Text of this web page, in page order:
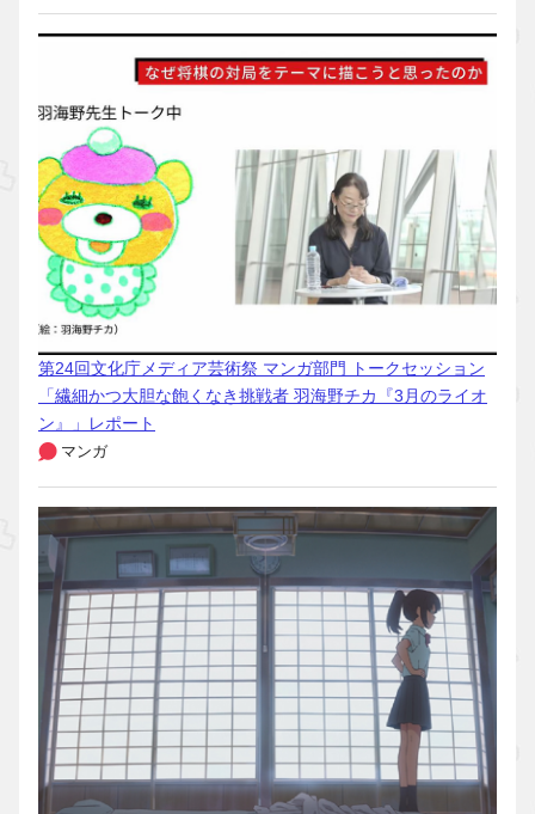
第24回文化庁メディア芸術祭 マンガ部門 トークセッション
「繊細かつ大胆な飽くなき挑戦者 羽海野チカ『3月のライオ
ン』」レポート
マンガ